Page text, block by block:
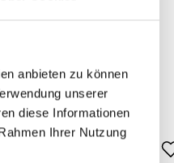
anbieten zu können
unserer
diese Informationen
Ihrer Nutzung